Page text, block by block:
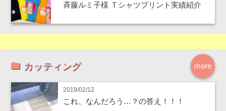
斉藤ルミ子様 Ｔシャツプリント実績紹介
more
カッティング
2019/02/12
これ、なんだろう…？の答え！！！